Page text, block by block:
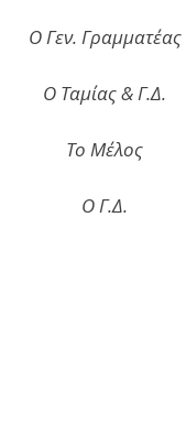
Ο Γεν. Γραμματέας
Ο Ταμίας & Γ.Δ.
Το Μέλος
Ο Γ.Δ.